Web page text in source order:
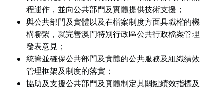
程運作，並向公共部門及實體提供技術支援；
與公共部門及實體以及在檔案制度方面具職權的機
構聯繫，就完善澳門特別行政區公共行政檔案管理
發表意見；
統籌並確保公共部門及實體的公共服務及組織績效
管理框架及制度的落實；
協助及支援公共部門及實體制定其關鍵績效指標及